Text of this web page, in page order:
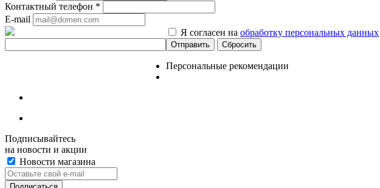
Контактный телефон *
E-mail
Я согласен на обработку персональных данных
Сбросить
Персональные рекомендации
Подписывайтесь
на новости и акции
Новости магазина